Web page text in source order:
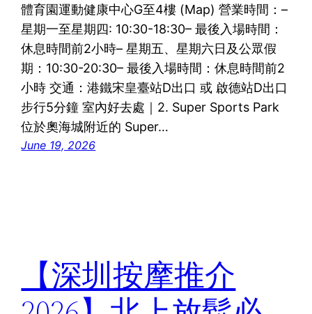
體育園運動健康中心G至4樓 (Map) 營業時間：–
星期一至星期四: 10:30-18:30– 最後入場時間：
休息時間前2小時– 星期五、星期六日及公眾假
期：10:30-20:30– 最後入場時間：休息時間前2
小時 交通：港鐵宋皇臺站D出口 或 啟德站D出口
步行5分鐘 室內好去處｜2. Super Sports Park
位於奧海城附近的 Super…
June 19, 2026
【深圳按摩推介